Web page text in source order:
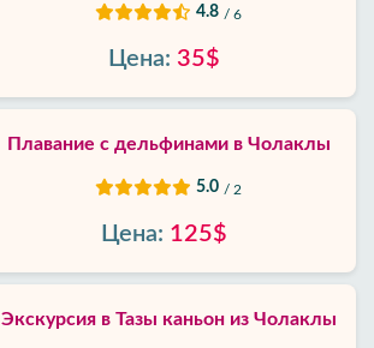
4.8 / 6
Цена: 35$
Плавание с дельфинами в Чолаклы
5.0 / 2
Цена: 125$
Экскурсия в Тазы каньон из Чолаклы